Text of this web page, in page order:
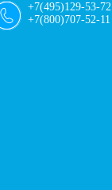
+7(495)129-53-72
+7(800)707-52-11